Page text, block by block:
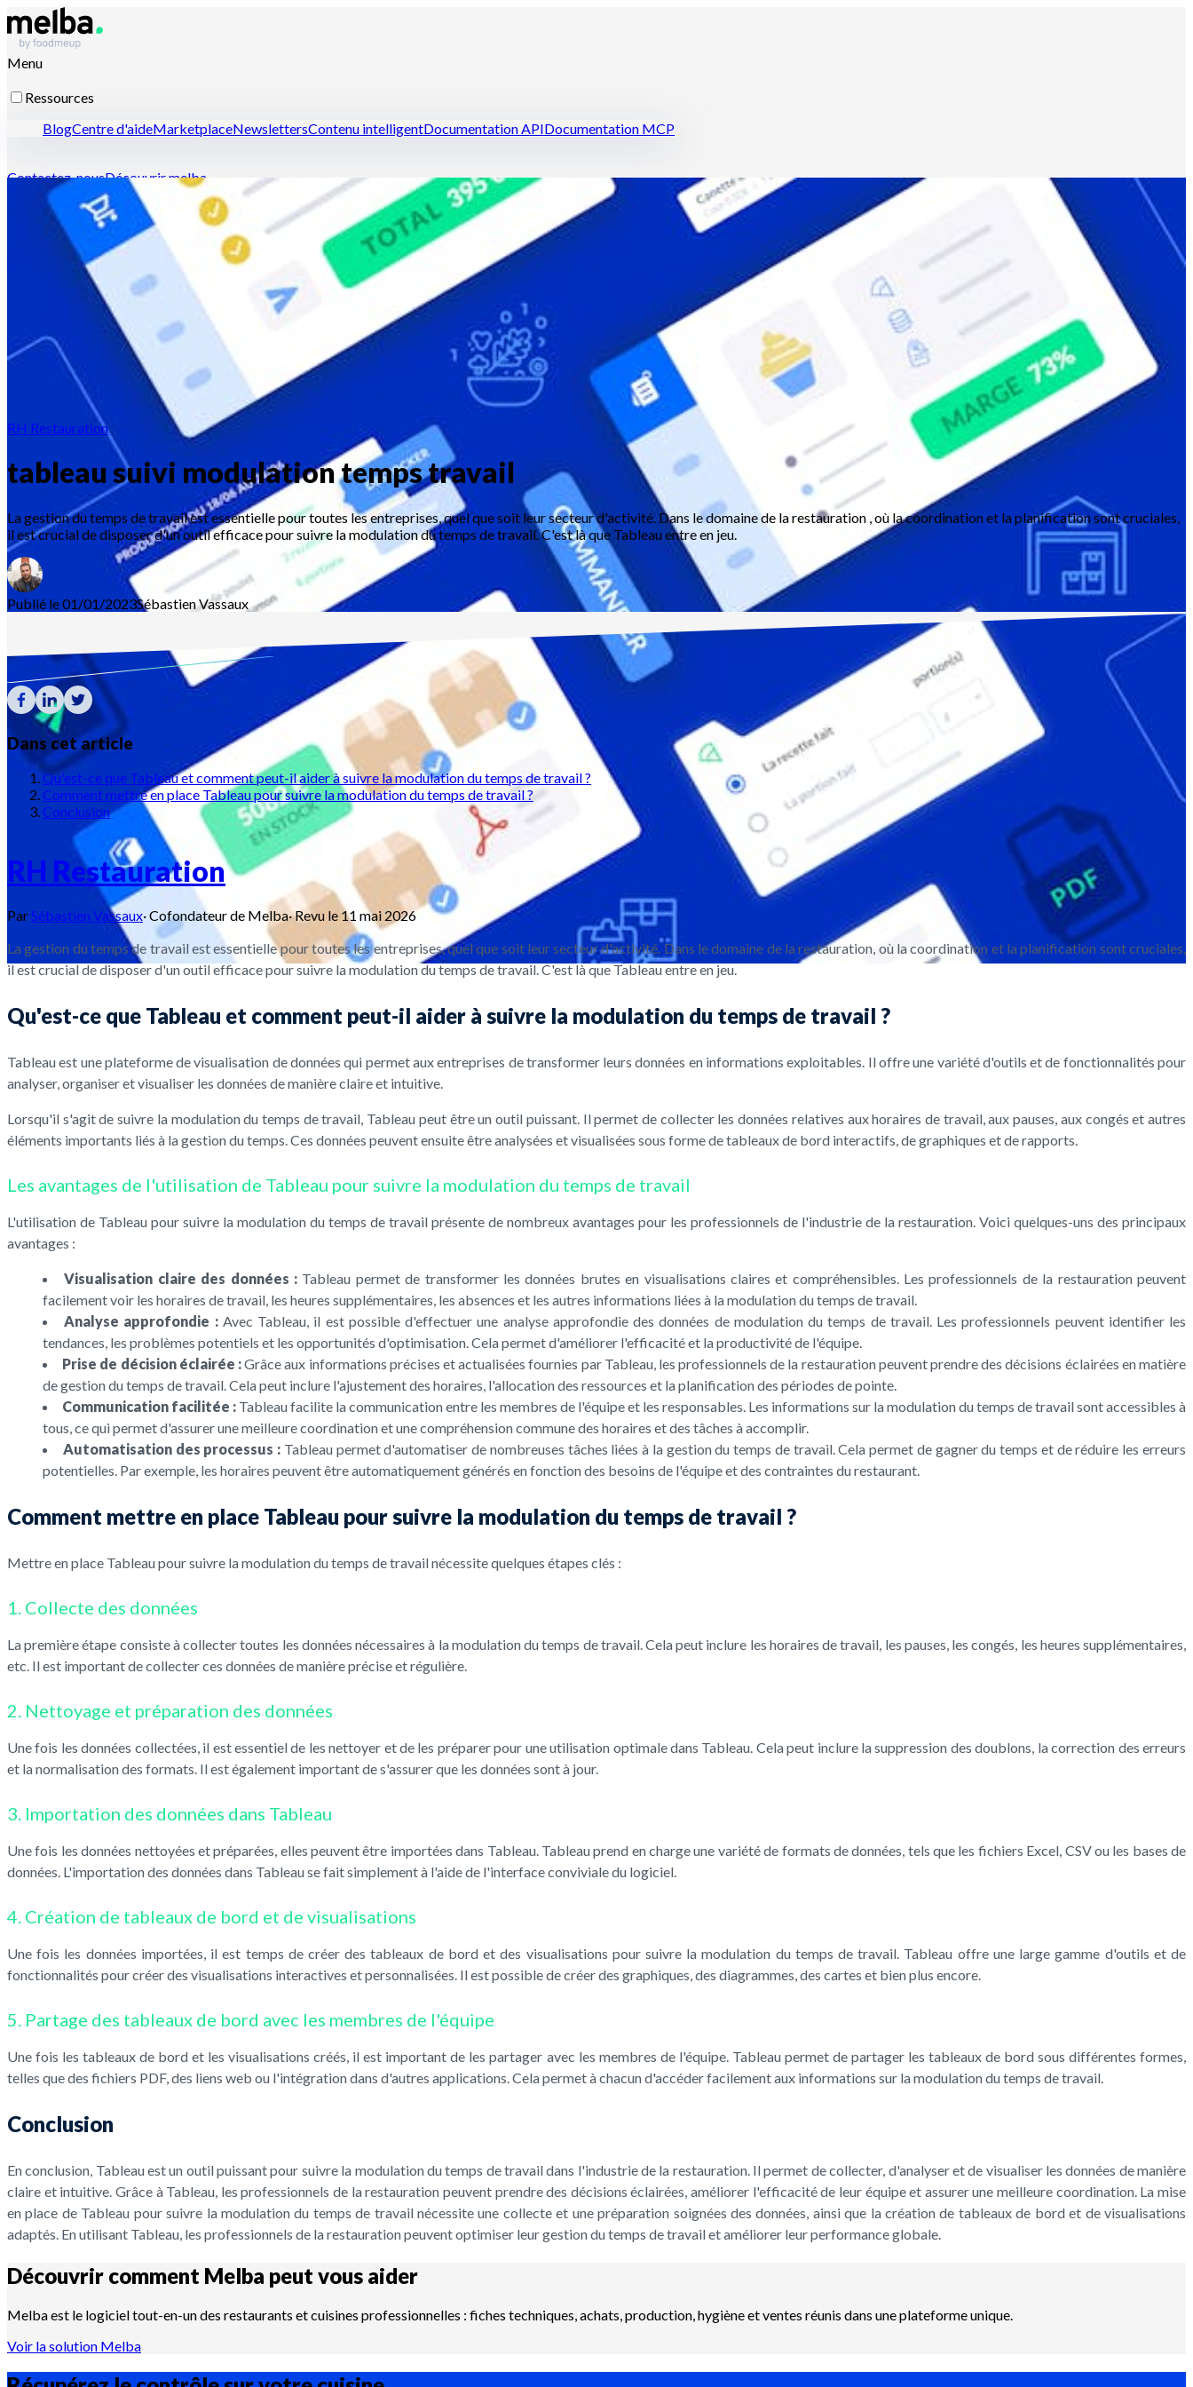
Menu
Ressources
BlogCentre d'aideMarketplaceNewslettersContenu intelligentDocumentation APIDocumentation MCP
Contactez-nousDécouvrir melba
RH Restauration
tableau suivi modulation temps travail
La gestion du temps de travail est essentielle pour toutes les entreprises, quel que soit leur secteur d'activité. Dans le domaine de la restauration , où la coordination et la planification sont cruciales,
il est crucial de disposer d'un outil efficace pour suivre la modulation du temps de travail. C'est là que Tableau entre en jeu.
Publié le 01/01/2023SébastienVassaux
Dans cet article
Qu'est-ce que Tableau et comment peut-il aider à suivre la modulation du temps de travail ?
Comment mettre en place Tableau pour suivre la modulation du temps de travail ?
Conclusion
RH Restauration
ParSébastien Vassaux·Cofondateur de Melba·Revu le 11 mai 2026
La gestion du temps de travail est essentielle pour toutes les entreprises, quel que soit leur secteur d'activité. Dans le domaine de la restauration, où la coordination et la planification sont cruciales,
il est crucial de disposer d'un outil efficace pour suivre la modulation du temps de travail. C'est là que Tableau entre en jeu.
Qu'est-ce que Tableau et comment peut-il aider à suivre la modulation du temps de travail ?
Tableau est une plateforme de visualisation de données qui permet aux entreprises de transformer leurs données en informations exploitables. Il offre une variété d'outils et de fonctionnalités pour
analyser, organiser et visualiser les données de manière claire et intuitive.
Lorsqu'il s'agit de suivre la modulation du temps de travail, Tableau peut être un outil puissant. Il permet de collecter les données relatives aux horaires de travail, aux pauses, aux congés et autres
éléments importants liés à la gestion du temps. Ces données peuvent ensuite être analysées et visualisées sous forme de tableaux de bord interactifs, de graphiques et de rapports.
Les avantages de l'utilisation de Tableau pour suivre la modulation du temps de travail
L'utilisation de Tableau pour suivre la modulation du temps de travail présente de nombreux avantages pour les professionnels de l'industrie de la restauration. Voici quelques-uns des principaux
avantages :
Visualisation claire des données :Tableau permet de transformer les données brutes en visualisations claires et compréhensibles. Les professionnels de la restauration peuvent
facilement voir les horaires de travail, les heures supplémentaires, les absences et les autres informations liées à la modulation du temps de travail.
Analyse approfondie :Avec Tableau, il est possible d'effectuer une analyse approfondie des données de modulation du temps de travail. Les professionnels peuvent identifier les
tendances, les problèmes potentiels et les opportunités d'optimisation. Cela permet d'améliorer l'efficacité et la productivité de l'équipe.
Prise de décision éclairée :Grâce aux informations précises et actualisées fournies par Tableau, les professionnels de la restauration peuvent prendre des décisions éclairées en matière
de gestion du temps de travail. Cela peut inclure l'ajustement des horaires, l'allocation des ressources et la planification des périodes de pointe.
Communication facilitée : Tableau facilite la communication entre les membres de l'équipe et les responsables. Les informations sur la modulation du temps de travail sont accessibles à
tous, ce qui permet d'assurer une meilleure coordination et une compréhension commune des horaires et des tâches à accomplir.
Automatisation des processus : Tableau permet d'automatiser de nombreuses tâches liées à la gestion du temps de travail. Cela permet de gagner du temps et de réduire les erreurs
potentielles. Par exemple, les horaires peuvent être automatiquement générés en fonction des besoins de l'équipe et des contraintes du restaurant.
Comment mettre en place Tableau pour suivre la modulation du temps de travail ?
Mettre en place Tableau pour suivre la modulation du temps de travail nécessite quelques étapes clés :
1. Collecte des données
La première étape consiste à collecter toutes les données nécessaires à la modulation du temps de travail. Cela peut inclure les horaires de travail, les pauses, les congés, les heures supplémentaires,
etc. Il est important de collecter ces données de manière précise et régulière.
2. Nettoyage et préparation des données
Une fois les données collectées, il est essentiel de les nettoyer et de les préparer pour une utilisation optimale dans Tableau. Cela peut inclure la suppression des doublons, la correction des erreurs
et la normalisation des formats. Il est également important de s'assurer que les données sont à jour.
3. Importation des données dans Tableau
Une fois les données nettoyées et préparées, elles peuvent être importées dans Tableau. Tableau prend en charge une variété de formats de données, tels que les fichiers Excel, CSV ou les bases de
données. L'importation des données dans Tableau se fait simplement à l'aide de l'interface conviviale du logiciel.
4. Création de tableaux de bord et de visualisations
Une fois les données importées, il est temps de créer des tableaux de bord et des visualisations pour suivre la modulation du temps de travail. Tableau offre une large gamme d'outils et de
fonctionnalités pour créer des visualisations interactives et personnalisées. Il est possible de créer des graphiques, des diagrammes, des cartes et bien plus encore.
5. Partage des tableaux de bord avec les membres de l'équipe
Une fois les tableaux de bord et les visualisations créés, il est important de les partager avec les membres de l'équipe. Tableau permet de partager les tableaux de bord sous différentes formes,
telles que des fichiers PDF, des liens web ou l'intégration dans d'autres applications. Cela permet à chacun d'accéder facilement aux informations sur la modulation du temps de travail.
Conclusion
En conclusion, Tableau est un outil puissant pour suivre la modulation du temps de travail dans l'industrie de la restauration. Il permet de collecter, d'analyser et de visualiser les données de manière
claire et intuitive. Grâce à Tableau, les professionnels de la restauration peuvent prendre des décisions éclairées, améliorer l'efficacité de leur équipe et assurer une meilleure coordination. La mise
en place de Tableau pour suivre la modulation du temps de travail nécessite une collecte et une préparation soignées des données, ainsi que la création de tableaux de bord et de visualisations
adaptés. En utilisant Tableau, les professionnels de la restauration peuvent optimiser leur gestion du temps de travail et améliorer leur performance globale.
Découvrir comment Melba peut vous aider
Melba est le logiciel tout-en-un des restaurants et cuisines professionnelles : fiches techniques, achats, production, hygiène et ventes réunis dans une plateforme unique.
Voir la solution Melba